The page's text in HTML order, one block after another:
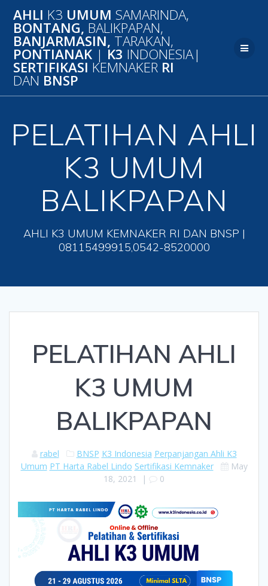
to
content
AHLI K3 UMUM SAMARINDA,
BONTANG, BALIKPAPAN,
BANJARMASIN, TARAKAN,
PONTIANAK | K3 INDONESIA|
SERTIFIKASI KEMNAKER RI
DAN BNSP
PELATIHAN AHLI
K3 UMUM
BALIKPAPAN
AHLI K3 UMUM KEMNAKER RI DAN BNSP |
08115499915,0542-8520000
PELATIHAN AHLI
K3 UMUM
BALIKPAPAN
rabel BNSP K3 Indonesia Perpanjangan Ahli K3
Umum PT Harta Rabel Lindo Sertifikasi Kemnaker
May
18, 2021
| 0